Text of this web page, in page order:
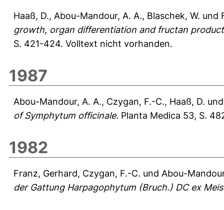
Haaß, D., Abou-Mandour, A. A., Blaschek, W. und
growth, organ differentiation and fructan
S. 421-424. Volltext nicht vorhanden.
1987
Abou-Mandour, A. A., Czygan, F.-C., Haaß, D.
of Symphytum officinale. Planta Medica 53, S.
1982
Franz, Gerhard, Czygan, F.-C. und Abou-
der Gattung Harpagophytum (Bruch.) DC ex